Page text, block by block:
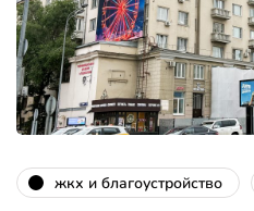
жкх и благоустройство